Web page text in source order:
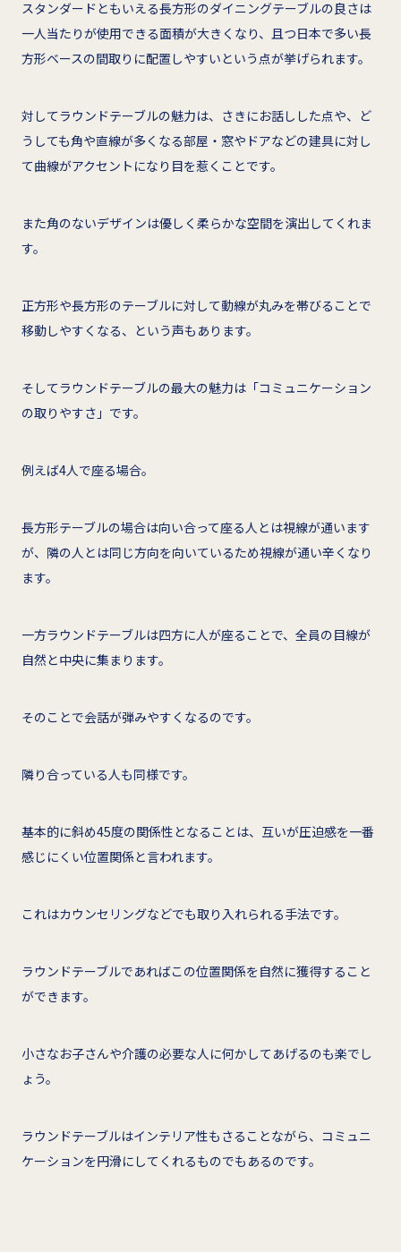
スタンダードともいえる長方形のダイニングテーブルの良さは
一人当たりが使用できる面積が大きくなり、且つ日本で多い長
方形ベースの間取りに配置しやすいという点が挙げられます。
対してラウンドテーブルの魅力は、さきにお話しした点や、ど
うしても角や直線が多くなる部屋・窓やドアなどの建具に対し
て曲線がアクセントになり目を惹くことです。
また角のないデザインは優しく柔らかな空間を演出してくれま
す。
正方形や長方形のテーブルに対して動線が丸みを帯びることで
移動しやすくなる、という声もあります。
そしてラウンドテーブルの最大の魅力は「コミュニケーション
の取りやすさ」です。
例えば4人で座る場合。
長方形テーブルの場合は向い合って座る人とは視線が通います
が、隣の人とは同じ方向を向いているため視線が通い辛くなり
ます。
一方ラウンドテーブルは四方に人が座ることで、全員の目線が
自然と中央に集まります。
そのことで会話が弾みやすくなるのです。
隣り合っている人も同様です。
基本的に斜め45度の関係性となることは、互いが圧迫感を一番
感じにくい位置関係と言われます。
これはカウンセリングなどでも取り入れられる手法です。
ラウンドテーブルであればこの位置関係を自然に獲得すること
ができます。
小さなお子さんや介護の必要な人に何かしてあげるのも楽でし
ょう。
ラウンドテーブルはインテリア性もさることながら、コミュニ
ケーションを円滑にしてくれるものでもあるのです。